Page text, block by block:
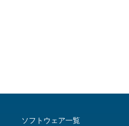
ソフトウェア一覧